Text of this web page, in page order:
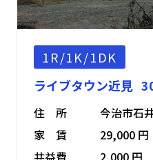
1R/1K/1DK
ライブタウン近見
住 所
今治市石
家 賃
29,000 円